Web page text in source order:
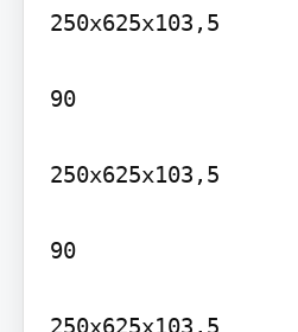
250x625x103,5
90
250x625x103,5
90
250x625x103,5